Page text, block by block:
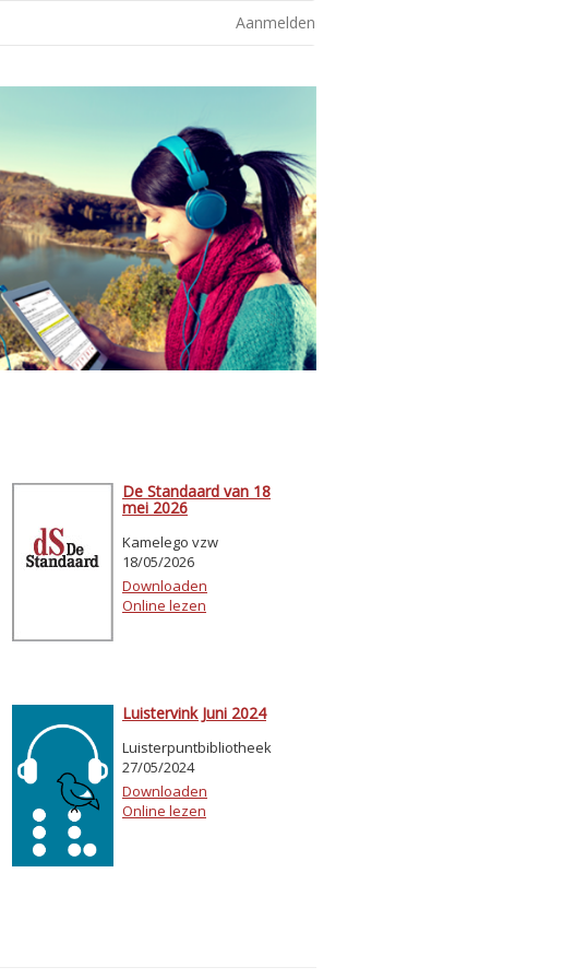
Aanmelden
De Standaard van 18
mei 2026
Kamelego vzw
18/05/2026
Downloaden
Online lezen
Luistervink Juni 2024
Luisterpuntbibliotheek
27/05/2024
Downloaden
Online lezen